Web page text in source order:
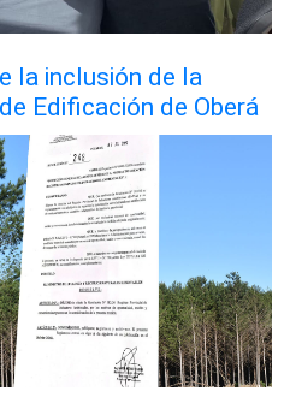
la inclusión de la
Edificación de Oberá